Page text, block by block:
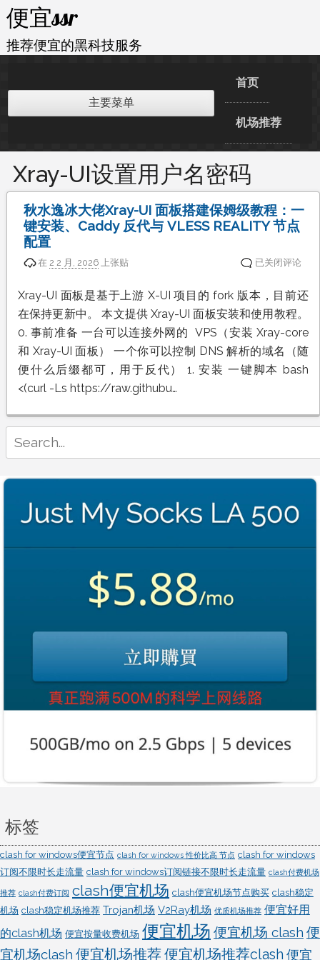
内
容
便宜ssr
推荐便宜的黑科技服务
主要菜单
首页
机场推荐
Xray-UI设置用户名密码
秋水逸冰大佬Xray-UI 面板搭建保姆级教程：一
键安装、Caddy 反代与 VLESS REALITY 节点
配置
在2 2 月, 2026 上张贴
秋
逸
冰
大
佬
Xray-
UI
面
板
保
姆
一
安
装、
反
配
已关闭评论
Xray-UI 面板是基于上游 X-UI 项目的 fork 版本，目前还
在保持更新中。 本文提供 Xray-UI 面板安装和使用教程。
0. 事前准备 一台可以连接外网的 VPS（安装 Xray-core
和 Xray-UI 面板） 一个你可以控制 DNS 解析的域名（随
便什么后缀都可，用于反代） 1. 安装 一键脚本 bash
<(curl -Ls https://raw.githubu…
for:
标签
clash for windows便宜节点 clash for windows 性价比高 节点 clash for windows
订阅不限时长走流量 clash for windows订阅链接不限时长走流量 clash付费机场
推荐 clash付费订阅 clash便宜机场 clash便宜机场节点购买 clash稳定
机场 clash稳定机场推荐 Trojan机场 V2Ray机场 优质机场推荐 便宜好用
的clash机场 便宜按量收费机场 便宜机场 便宜机场 clash 便
宜机场clash 便宜机场推荐便宜机场推荐clash 便宜